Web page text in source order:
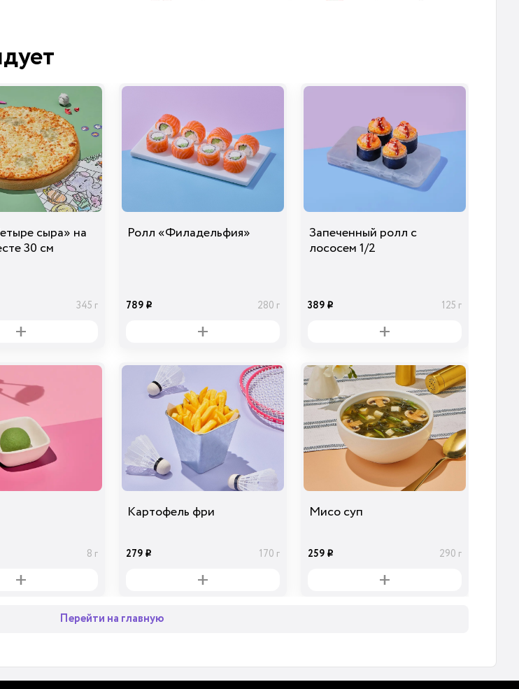
Ананасы
консервированны
е
39 i 40 гр
Огурцы
маринованные
29i 30 гр
Лук Красный
20 гр
Сыр Дор-Блю
39i 10 гр
Перец болгарский
красный
сыра» на
30 см
345 г
Ролл «Филадельфия»
789 i 280 г
Запеченный ролл с
лососем 1/2
389 i 125 г
8 г
Картофель фри
279 i 170 г
Мисо суп
259 i 290 г
Перейти на главную